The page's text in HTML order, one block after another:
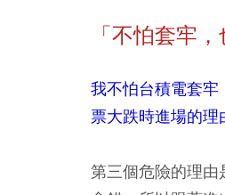
「不怕套牢
我不怕台積電套
票大跌時進場的理
第三個危險的理